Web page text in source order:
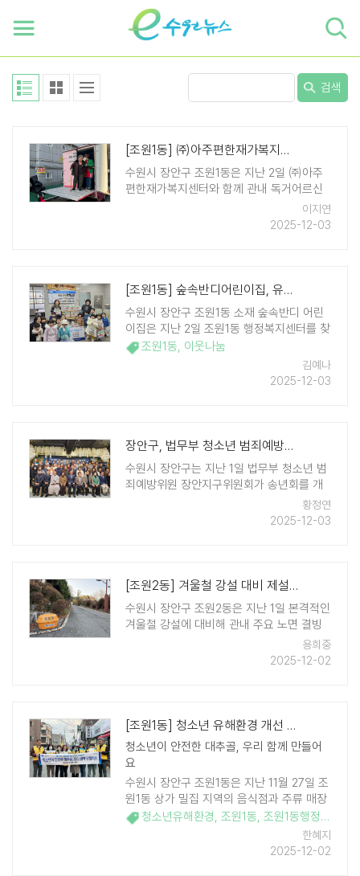
검색
[조원1동] ㈜아주편한재가복지센터, 독거 어르신에게 무료 목욕 봉사
수원시 장안구 조원1동은 지난 2일 ㈜아주
편한재가복지센터와 함께 관내 독거어르신
무료 목욕 봉사를 진행했다고 밝혔다. 지난
11월 조원1동 행정복지센터 및 지역사회보장
이지연
2025-12-03
[조원1동] 숲속반디어린이집, 유용생활폐자원 및 라면 전달
수원시 장안구 조원1동 소재 숲속반디 어린
이집은 지난 2일 조원1동 행정복지센터를 찾
아 그동안 모은 우유팩, 건전지와 함께 관내
도움이 필요한 가정을 위해 원아들이 모은
라면을 전달하였다. 이날 어린이들은 매주
조원1동, 이웃나눔
김예나
2025-12-03
장안구, 법무부 청소년 범죄예방위원 장안지구위원회 송년회 개최
수원시 장안구는 지난 1일 법무부 청소년 범
죄예방위원 장안지구위원회가 송년회를 개
최하였다고 밝혔다. 이날 행사에는 위원 및
내빈이 참석하여 올 한 해 활동 성과를 공유
황정연
2025-12-03
[조원2동] 겨울철 강설 대비 제설함 사전 배치
수원시 장안구 조원2동은 지난 1일 본격적인
겨울철 강설에 대비해 관내 주요 노면 결빙
취약지역을 중심으로 제설함 배치 및 장비
점검을 완료했다. 이번 정비는 등하굣길과
용희중
2025-12-02
[조원1동] 청소년 유해환경 개선 캠페인 실시
청소년이 안전한 대추골, 우리 함께 만들어
요
수원시 장안구 조원1동은 지난 11월 27일 조
원1동 상가 밀집 지역의 음식점과 주류 매장
등을 방문해 '청소년 유해환경 업소 계도활
동'을 실시했다. 이날 계도활동에 참여한 조
청소년유해환경, 조원1동, 조원1동행정복지센터
한혜지
2025-12-02